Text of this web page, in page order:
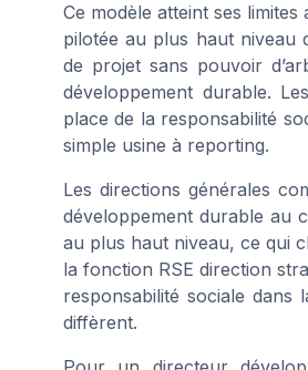
Ce modèle atteint ses limites
pilotée au plus haut niveau
de projet sans pouvoir
développement durable.
place de la responsabilité
simple usine à reporting.
Les directions générales
développement durable au
au plus haut niveau, ce qui
la fonction RSE direction
responsabilité sociale dans
diffèrent.